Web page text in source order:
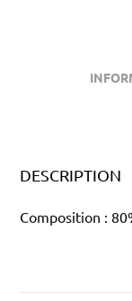
DESCRIPTION
Composition :